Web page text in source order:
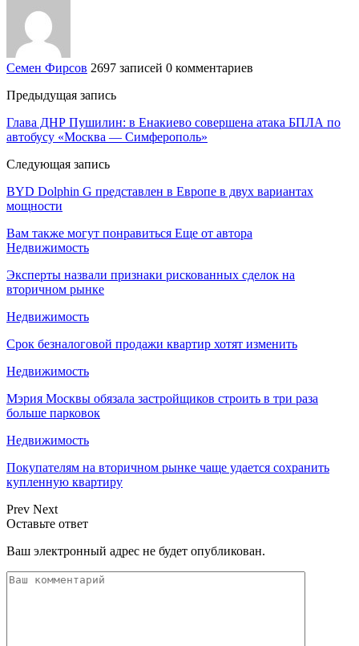
Семен Фирсов 2697 записей 0 комментариев
Предыдущая запись
Глава ДНР Пушилин: в Енакиево совершена атака БПЛА по
автобусу «Москва — Симферополь»
Следующая запись
BYD Dolphin G представлен в Европе в двух вариантах
мощности
Вам также могут понравиться Еще от автора
Недвижимость
Эксперты назвали признаки рискованных сделок на
вторичном рынке
Недвижимость
Срок безналоговой продажи квартир хотят изменить
Недвижимость
Мэрия Москвы обязала застройщиков строить в три раза
больше парковок
Недвижимость
Покупателям на вторичном рынке чаще удается сохранить
купленную квартиру
Prev Next
Оставьте ответ
Ваш электронный адрес не будет опубликован.